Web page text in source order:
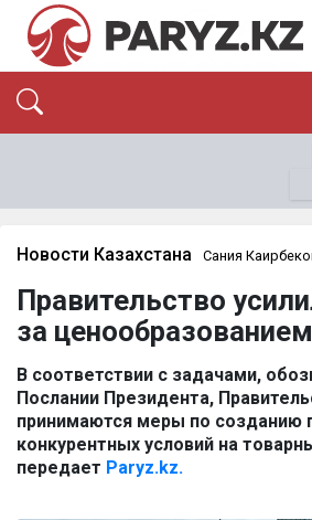
ЭКОНОМИКА
ОҚИҒА
News
Новости Казахстана Сания
Правительство
за
В соответствии с задачами,
Послании Президента,
принимаются меры по созданию
конкурентных условий на
передает Paryz.kz.